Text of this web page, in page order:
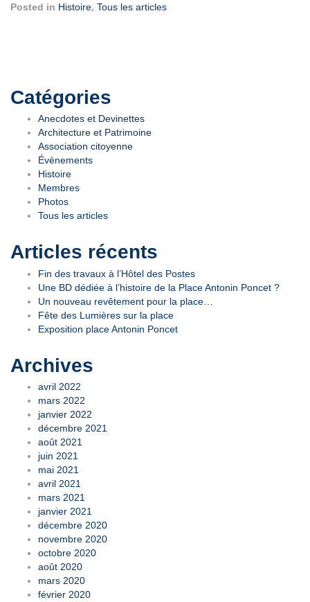
Posted in Histoire, Tous les articles
Catégories
Anecdotes et Devinettes
Architecture et Patrimoine
Association citoyenne
Évènements
Histoire
Membres
Photos
Tous les articles
Articles récents
Fin des travaux à l’Hôtel des Postes
Une BD dédiée à l’histoire de la Place Antonin Poncet ?
Un nouveau revêtement pour la place…
Fête des Lumières sur la place
Exposition place Antonin Poncet
Archives
avril 2022
mars 2022
janvier 2022
décembre 2021
août 2021
juin 2021
mai 2021
avril 2021
mars 2021
janvier 2021
décembre 2020
novembre 2020
octobre 2020
août 2020
mars 2020
février 2020